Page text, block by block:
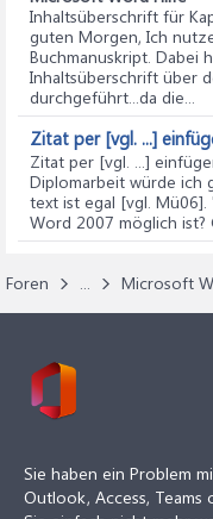
Inhaltsüberschrift für
guten Morgen, Ich
Buchmanuskript. Dabei
Inhaltsüberschrift über
durchgeführt...da die...
Zitat per [vgl. ...]
Zitat per [vgl. ...]
Diplomarbeit würde ich
text ist egal [vgl. Mü06].
Word 2007 möglich ist?
Foren ... Microsoft
Sie haben ein Problem
Outlook, Access, Teams